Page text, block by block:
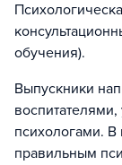
обучения).
Выпускники
психологами. В
правильным